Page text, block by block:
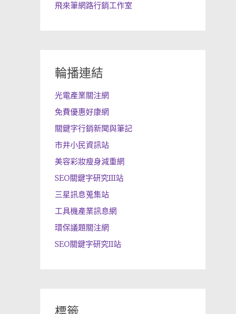
飛來筆網路行銷工作室
輪播連結
光電產業關注網
免費優惠好康網
關鍵字行銷新聞與筆記
市井小民資訊站
美容彩妝瘦身減重網
SEO關鍵字研究III站
三星訊息蒐集站
工具機產業訊息網
環保議題關注網
SEO關鍵字研究II站